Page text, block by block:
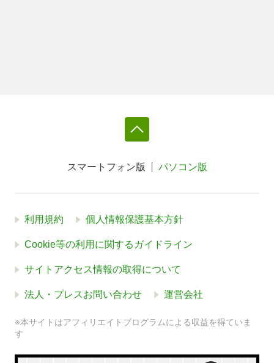
スマートフォン版 パソコン版
利用規約 個人情報保護基本方針
Cookie等の利用に関するガイドライン
サイトアクセス情報の取得について
法人・プレスお問い合わせ 運営会社
※本サイトはアフィリエイトプログラムによる収益を得ていま
す